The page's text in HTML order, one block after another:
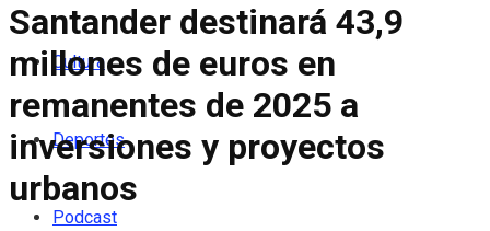
Cultura
Deportes
Podcast
Santander destinará 43,9
millones de euros en
remanentes de 2025 a
inversiones y proyectos
urbanos